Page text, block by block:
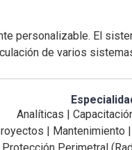
personalizable. El
de varios
Analíticas |
| Mantenimiento |
Protección Perimetral